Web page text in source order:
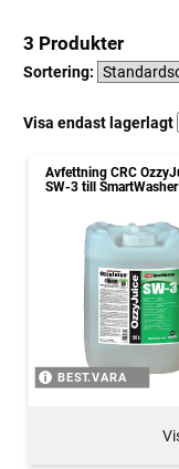
3 Produkter
Sortering:
Visa endast lagerlagt
Avfettning CRC
SW-3 till SmartWasher
BEST.VARA